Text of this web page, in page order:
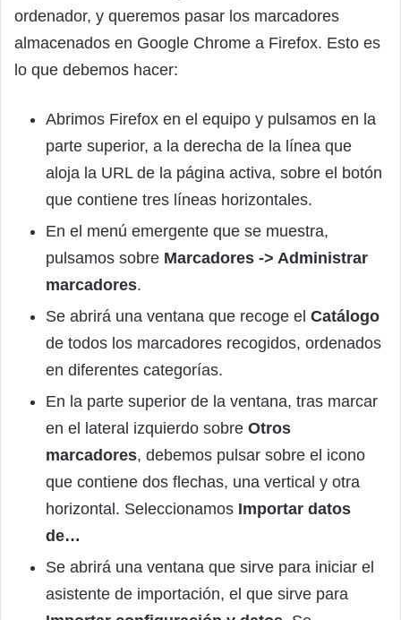
ordenador, y queremos pasar los marcadores
almacenados en Google Chrome a Firefox. Esto es
lo que debemos hacer:
Abrimos Firefox en el equipo y pulsamos en la
parte superior, a la derecha de la línea que
aloja la URL de la página activa, sobre el botón
que contiene tres líneas horizontales.
En el menú emergente que se muestra,
pulsamos sobre Marcadores -> Administrar
marcadores.
Se abrirá una ventana que recoge el Catálogo
de todos los marcadores recogidos, ordenados
en diferentes categorías.
En la parte superior de la ventana, tras marcar
en el lateral izquierdo sobre Otros
marcadores, debemos pulsar sobre el icono
que contiene dos flechas, una vertical y otra
horizontal. Seleccionamos Importar datos
de…
Se abrirá una ventana que sirve para iniciar el
asistente de importación, el que sirve para